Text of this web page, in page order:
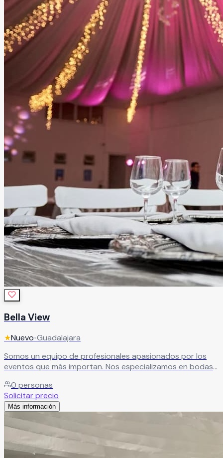
Bella View
★Nuevo•Guadalajara
Somos un equipo de profesionales apasionados por los
eventos que más importan. Nos especializamos en bodas
dedicación para que tu celebración sea exactamente
como la soñaste — o mejor.
0 personas
Solicitar precio
Más información